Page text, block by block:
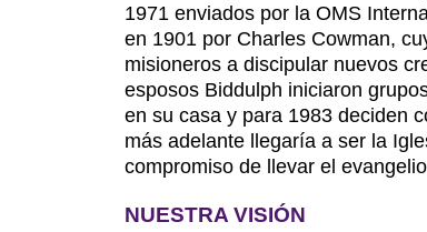
1971 enviados por la OMS
en 1901 por Charles Cowman,
misioneros a discipular nuevos
esposos Biddulph iniciaron
en su casa y para 1983 deciden
más adelante llegaría a ser la
compromiso de llevar el
NUESTRA VISIÓN